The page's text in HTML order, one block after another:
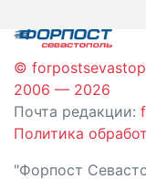
©
2006 — 2026
Почта редакции:
Политика
"Форпост